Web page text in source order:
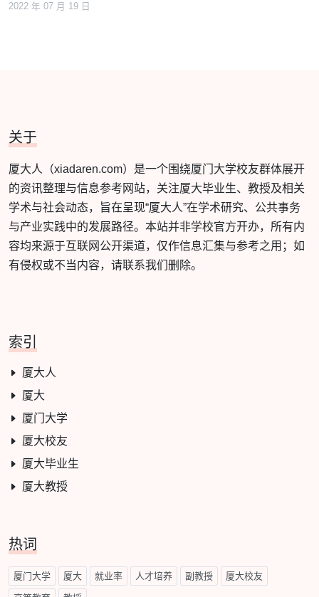
2022 年 07 月 19 日
关于
厦大人（xiadaren.com）是一个围绕厦门大学校友群体展开
的资讯整理与信息参考网站，关注厦大毕业生、教授及相关
学术与社会动态，旨在呈现“厦大人”在学术研究、公共事务
与产业实践中的发展路径。本站并非学校官方开办，所有内
容均来源于互联网公开渠道，仅作信息汇集与参考之用；如
有侵权或不当内容，请联系我们删除。
索引
厦大人
厦大
厦门大学
厦大校友
厦大毕业生
厦大教授
热词
厦门大学 厦大 就业率 人才培养 副教授 厦大校友